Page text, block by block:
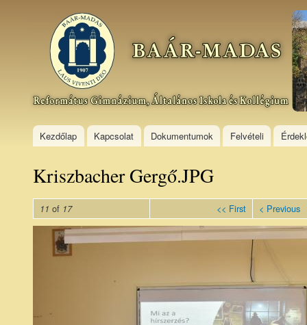
Baár–
Madas
Református
Gimnázium,
Általános
Kollégium
Kezdőlap Kapcsolat Dokumentumok Felvételi
Kriszbacher Gergő.JPG
11 of 17 << First < Previous
Kriszbacher